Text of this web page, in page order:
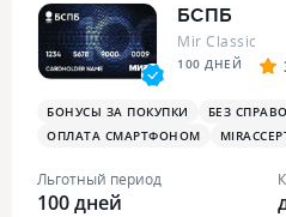
БСПБ
Mir Classic
100 ДНЕЙ
БОНУСЫ ЗА ПОКУПКИ
БЕЗ
ОПЛАТА СМАРТФОНОМ
Льготный период
100 дней